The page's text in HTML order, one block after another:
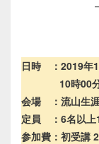
日時 ：2019年1
10時00分～
会場 ：流山生
定員 ：6名以上
参加費：初受講